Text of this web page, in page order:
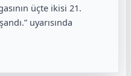
üçte ikisi 21.
uyarısında